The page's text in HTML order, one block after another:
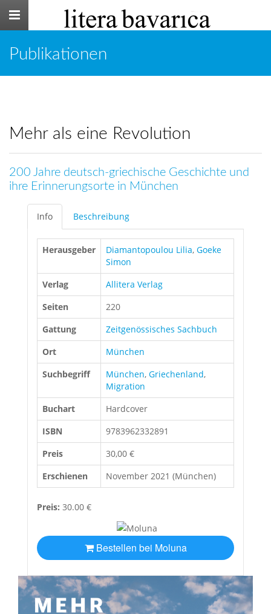
Toggle
Publikationen
Mehr als eine Revolution
200 Jahre deutsch-griechische Geschichte und
ihre Erinnerungsorte in München
Info Beschreibung
Herausgeber Diamantopoulou Lilia, Goeke
Simon
Verlag
Allitera Verlag
Seiten
220
Gattung
Zeitgenössisches Sachbuch
Ort
München
Suchbegriff
München, Griechenland,
Migration
Buchart
Hardcover
ISBN
9783962332891
Preis
30,00 €
Erschienen
November 2021 (München)
Preis: 30.00 €
Bestellen bei Moluna